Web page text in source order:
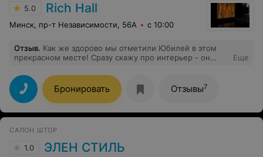
5.0 Rich Hall
Минск, пр-т Независимости, 56А с 10:00
Отзыв. Как же здорово мы отметили Юбилей в этом
прекрасном месте! Сразу скажу про интерьер - он
делали, что везде фотографировались. По кухне тоже
все супер! Всё очень свежее, порции сытные, а самое
главное - меню очень вкусное! Отдельное спасибо за
сервис - официанты очень внимательные, никакой
суеты, мы просто отдыхали и наслаждались вечером.
красиво, и вкусно, и организовано на уровне!
Еще
Бронировать Отзывы7
САЛОН ШТОР
1.0 ЭЛЕН СТИЛЬ